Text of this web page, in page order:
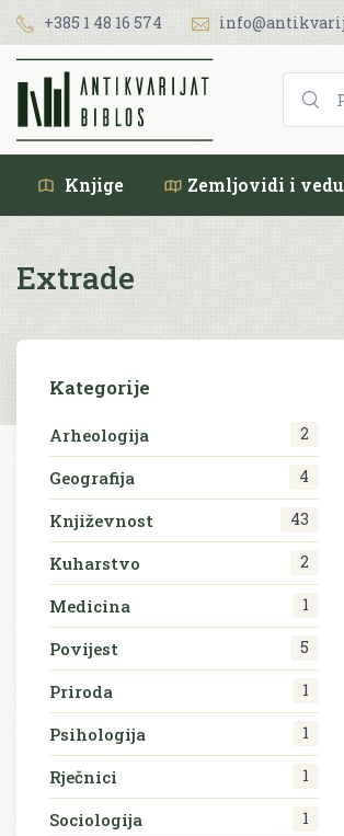
+385 1 48 16 574
Knjige Zemljovidi i
Extrade
Kategorije
Arheologija 2
Geografija 4
Književnost 43
Kuharstvo 2
Medicina 1
Povijest 5
Priroda 1
Psihologija 1
Rječnici 1
Sociologija 1